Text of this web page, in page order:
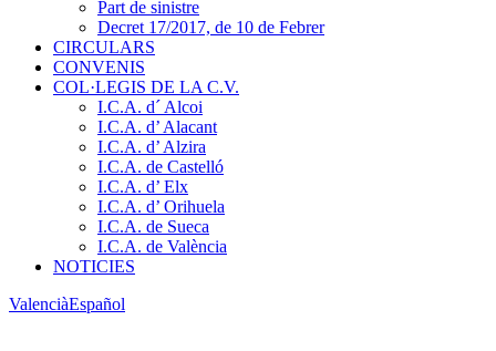
Part de sinistre
Decret 17/2017, de 10 de Febrer
CIRCULARS
CONVENIS
COL·LEGIS DE LA C.V.
I.C.A. d´ Alcoi
I.C.A. d’ Alacant
I.C.A. d’ Alzira
I.C.A. de Castelló
I.C.A. d’ Elx
I.C.A. d’ Orihuela
I.C.A. de Sueca
I.C.A. de València
NOTICIES
ValenciàEspañol